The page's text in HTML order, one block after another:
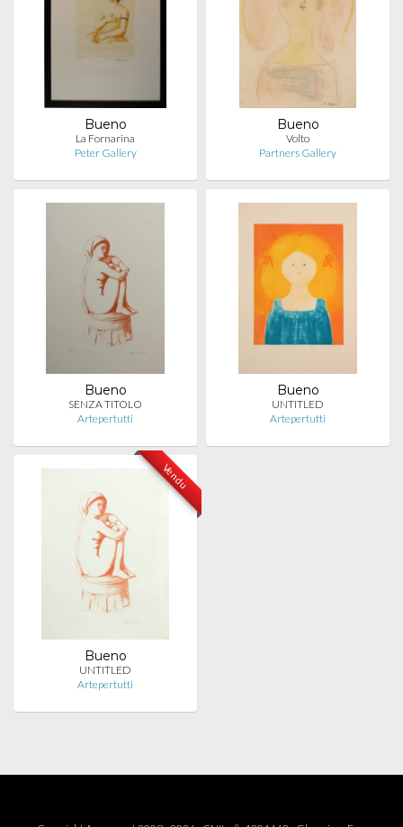
Bueno
La Fornarina
Peter Gallery
Bueno
Volto
Partners Gallery
Bueno
SENZA TITOLO
Artepertutti
Bueno
UNTITLED
Artepertutti
Vendu
Bueno
UNTITLED
Artepertutti